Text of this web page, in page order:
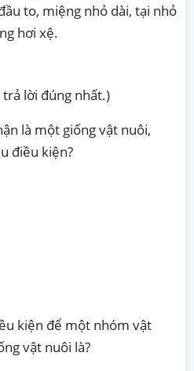
to, miệng nhỏ dài, tại nhỏ
hơi xệ.
lời đúng nhất.)
là một giống vật nuôi,
điều kiện?
kiện để một nhóm vật
vật nuôi là?